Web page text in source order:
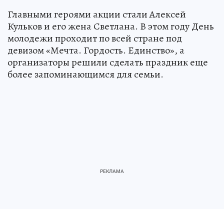
Главными героями акции стали Алексей
Кульков и его жена Светлана. В этом году День
молодежи проходит по всей стране под
девизом «Мечта. Гордость. Единство», а
организаторы решили сделать праздник еще
более запоминающимся для семьи.